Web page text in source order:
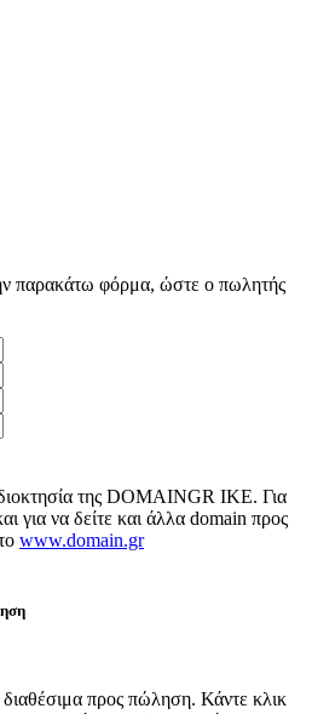
παρακάτω φόρμα, ώστε ο πωλητής
της DOMAINGR ΙΚΕ. Για
για να δείτε και άλλα domain προς
www.domain.gr
προς πώληση. Κάντε κλικ